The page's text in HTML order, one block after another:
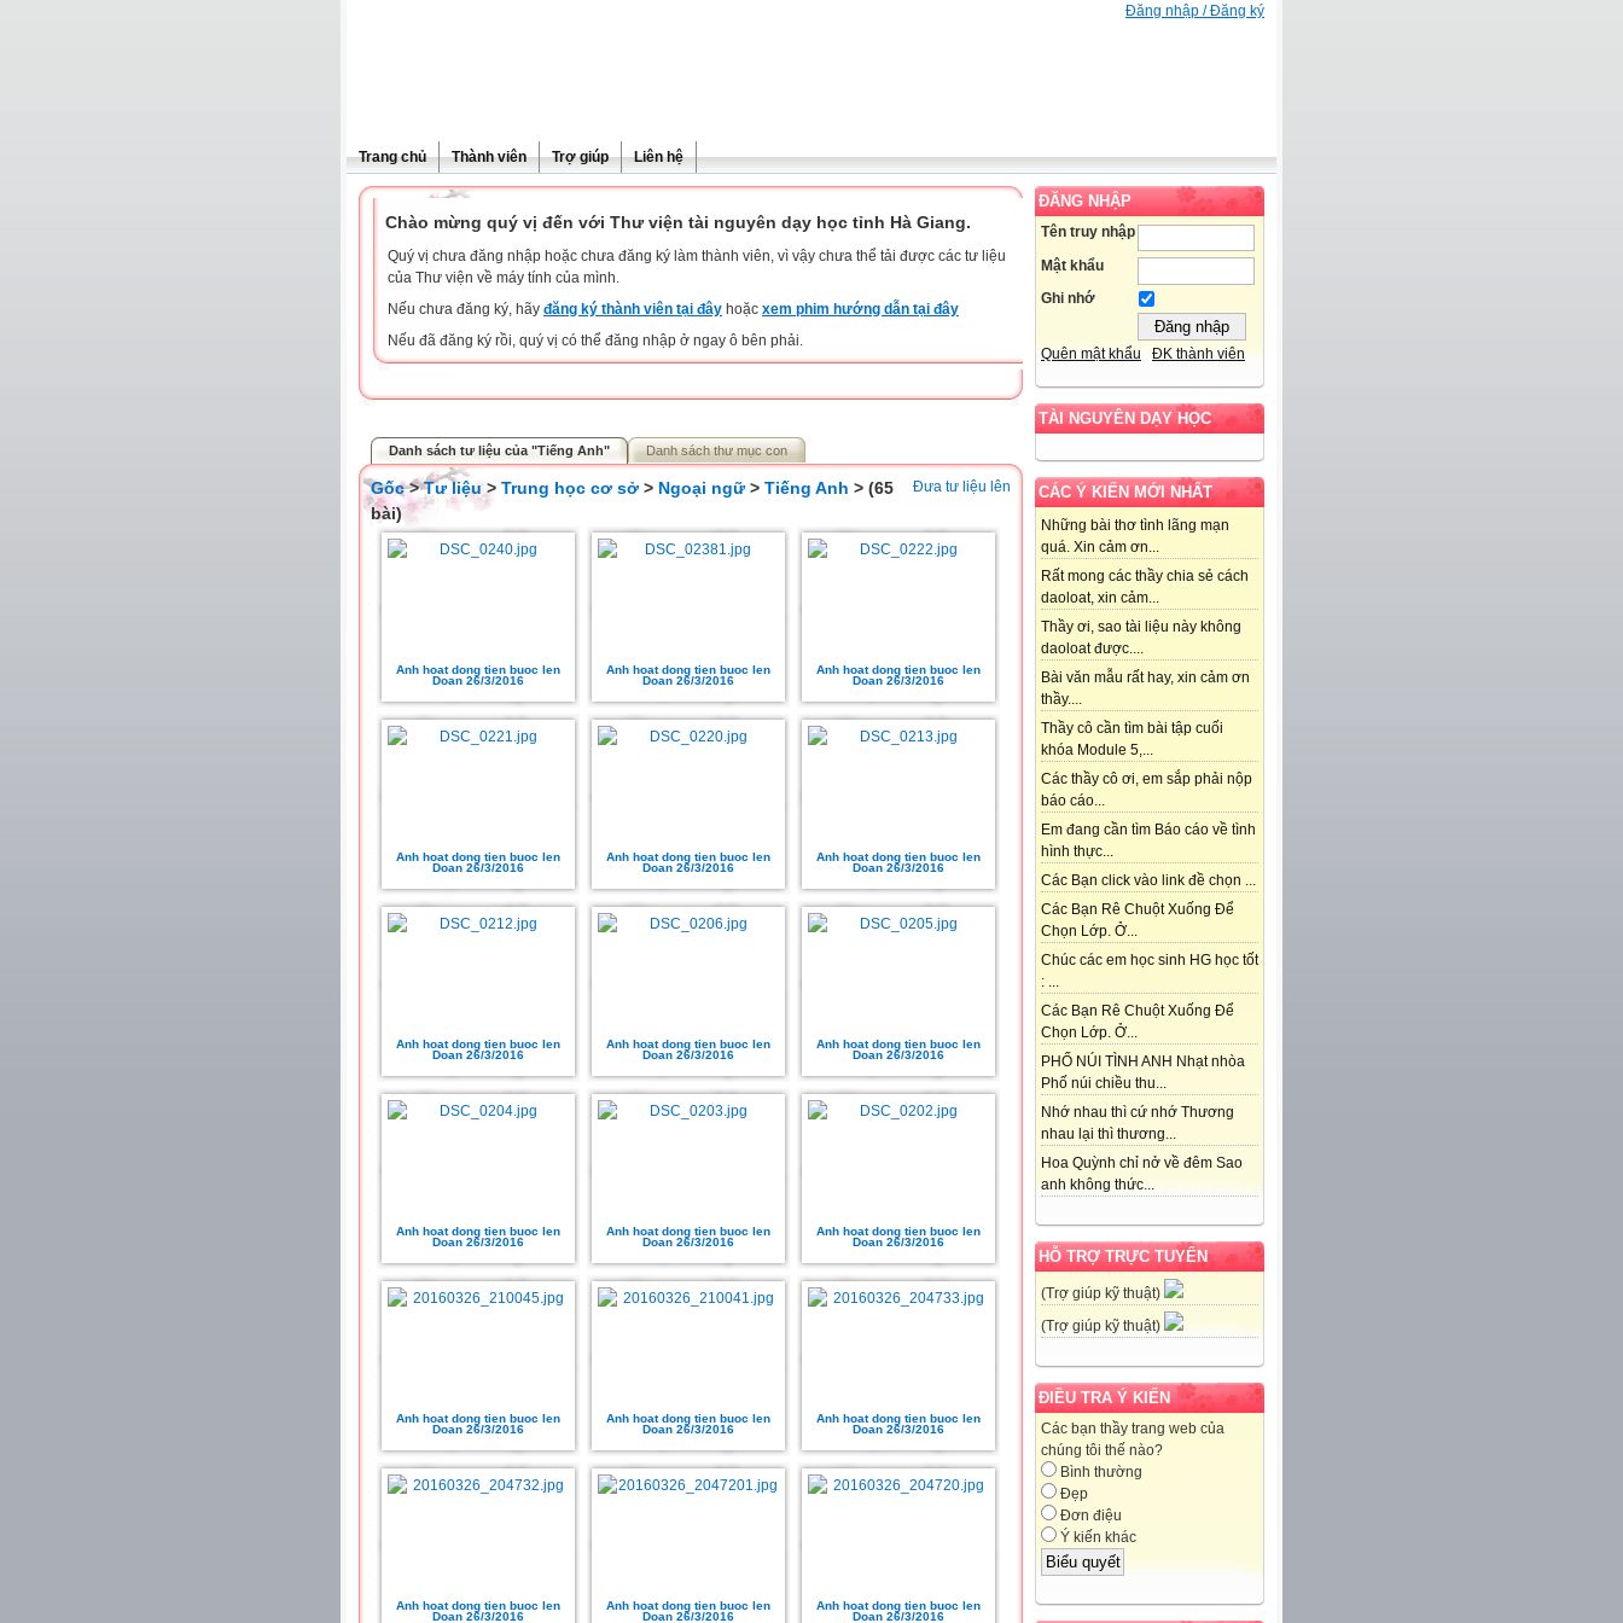
Đăng nhập / Đăng ký
Trang chủ Thành viên Trợ giúp Liên hệ
ĐĂNG NHẬP
Tên truy nhập
Mật khẩu
Ghi nhớ
Quên mật khẩu ĐK thành viên
TÀI NGUYÊN DẠY HỌC
CÁC Ý KIẾN MỚI NHẤT
Những bài thơ tình lãng mạn
quá. Xin cảm ơn...
Rất mong các thầy chia sẻ cách
daoloat, xin cảm...
Thầy ơi, sao tài liệu này không
daoloat được....
Bài văn mẫu rất hay, xin cảm ơn
thầy....
Thầy cô cần tìm bài tập cuối
khóa Module 5,...
Các thầy cô ơi, em sắp phải nộp
báo cáo...
Em đang cần tìm Báo cáo về tình
hình thực...
Các Bạn click vào link đề chọn ...
Các Bạn Rê Chuột Xuống Để
Chọn Lớp. Ở...
Chúc các em học sinh HG học tốt
: ...
Các Bạn Rê Chuột Xuống Để
Chọn Lớp. Ở...
PHỐ NÚI TÌNH ANH Nhạt nhòa
Phố núi chiều thu...
Nhớ nhau thì cứ nhớ Thương
nhau lại thì thương...
Hoa Quỳnh chỉ nở về đêm Sao
anh không thức...
HỖ TRỢ TRỰC TUYẾN
(Trợ giúp kỹ thuật)
(Trợ giúp kỹ thuật)
ĐIỀU TRA Ý KIẾN
Các bạn thầy trang web của
chúng tôi thế nào?
Bình thường
Đẹp
Đơn điệu
Ý kiến khác
Chào mừng quý vị đến với Thư viện tài nguyên dạy học tỉnh Hà Giang.
Quý vị chưa đăng nhập hoặc chưa đăng ký làm thành viên, vì vậy chưa thể tải được các tư liệu
của Thư viện về máy tính của mình.
Nếu chưa đăng ký, hãy đăng ký thành viên tại đây hoặc xem phim hướng dẫn tại đây
Nếu đã đăng ký rồi, quý vị có thể đăng nhập ở ngay ô bên phải.
Danh sách tư liệu của "Tiếng Anh" Danh sách thư mục con
Đưa tư liệu lên
Gốc>Tư liệu> Trung học cơ sở > Ngoại ngữ> Tiếng Anh > (65
bài)
Anh hoat dong tien buoc len
Doan 26/3/2016
Anh hoat dong tien buoc len
Doan 26/3/2016
Anh hoat dong tien buoc len
Doan 26/3/2016
Anh hoat dong tien buoc len
Doan 26/3/2016
Anh hoat dong tien buoc len
Doan 26/3/2016
Anh hoat dong tien buoc len
Doan 26/3/2016
Anh hoat dong tien buoc len
Doan 26/3/2016
Anh hoat dong tien buoc len
Doan 26/3/2016
Anh hoat dong tien buoc len
Doan 26/3/2016
Anh hoat dong tien buoc len
Doan 26/3/2016
Anh hoat dong tien buoc len
Doan 26/3/2016
Anh hoat dong tien buoc len
Doan 26/3/2016
Anh hoat dong tien buoc len
Doan 26/3/2016
Anh hoat dong tien buoc len
Doan 26/3/2016
Anh hoat dong tien buoc len
Doan 26/3/2016
Anh hoat dong tien buoc len
Doan 26/3/2016
Anh hoat dong tien buoc len
Doan 26/3/2016
Anh hoat dong tien buoc len
Doan 26/3/2016